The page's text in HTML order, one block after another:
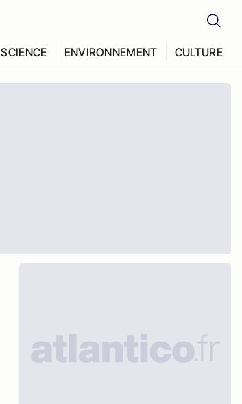
SCIENCE ENVIRONNEMENT CULTURE